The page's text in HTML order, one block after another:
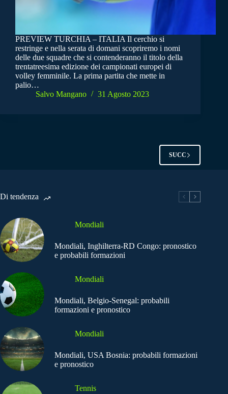
PREVIEW TURCHIA – ITALIA Il cerchio si
restringe e nella serata di domani scopriremo i nomi
delle due squadre che si contenderanno il titolo della
trentatreesima edizione dei campionati europei di
volley femminile. La prima partita che mette in
palio…
Salvo Mangano
31 Agosto 2023
SUCC
Di tendenza
Mondiali
Mondiali, Inghilterra-RD Congo: pronostico
e probabili formazioni
Mondiali
Mondiali, Belgio-Senegal: probabili
formazioni e pronostico
Mondiali
Mondiali, USA Bosnia: probabili formazioni
e pronostico
Tennis